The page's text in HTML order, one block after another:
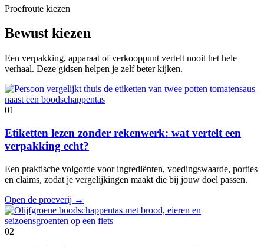
Proefroute kiezen
Bewust kiezen
Een verpakking, apparaat of verkooppunt vertelt nooit het hele
verhaal. Deze gidsen helpen je zelf beter kijken.
01
Etiketten lezen zonder rekenwerk: wat vertelt een
verpakking echt?
Een praktische volgorde voor ingrediënten, voedingswaarde, porties
en claims, zodat je vergelijkingen maakt die bij jouw doel passen.
Open de proeverij →
02